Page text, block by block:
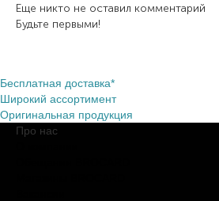
Еще никто не оставил комментарий
Будьте первыми!
Бесплатная доставка*
Широкий ассортимент
Оригинальная продукция
Про нас